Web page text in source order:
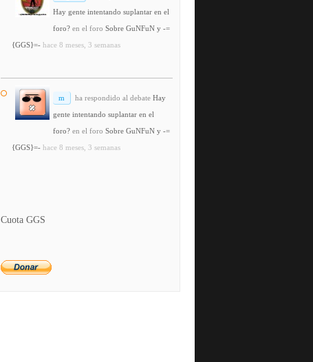
Hay gente intentando suplantar en el
foro? en el foro Sobre GuNFuN y -=
{GGS}=- hace 8 meses, 3 semanas
m ha respondido al debate Hay
gente intentando suplantar en el
foro? en el foro Sobre GuNFuN y -=
{GGS}=- hace 8 meses, 3 semanas
Cuota GGS